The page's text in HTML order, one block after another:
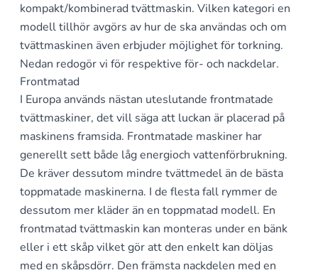
kompakt/kombinerad tvättmaskin. Vilken kategori en
modell tillhör avgörs av hur de ska användas och om
tvättmaskinen även erbjuder möjlighet för torkning.
Nedan redogör vi för respektive för- och nackdelar.
Frontmatad
I Europa används nästan uteslutande frontmatade
tvättmaskiner, det vill säga att luckan är placerad på
maskinens framsida. Frontmatade maskiner har
generellt sett både låg energioch vattenförbrukning.
De kräver dessutom mindre tvättmedel än de bästa
toppmatade maskinerna. I de flesta fall rymmer de
dessutom mer kläder än en toppmatad modell. En
frontmatad tvättmaskin kan monteras under en bänk
eller i ett skåp vilket gör att den enkelt kan döljas
med en skåpsdörr. Den främsta nackdelen med en